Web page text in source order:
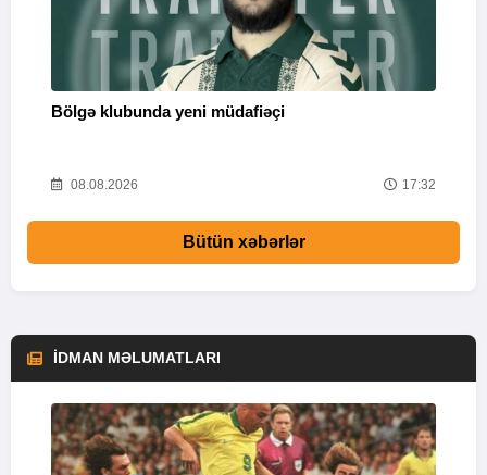
Bölgə klubunda yeni müdafiəçi
08.08.2026 17:32
Bütün xəbərlər
İDMAN MƏLUMATLARI